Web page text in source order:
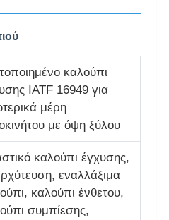
καλούπι
IATF 16949 για
μέρη
με όψη ξύλου
καλούπι έγχυσης,
εναλλάξιμα
καλούπι ένθετου,
συμπίεσης,